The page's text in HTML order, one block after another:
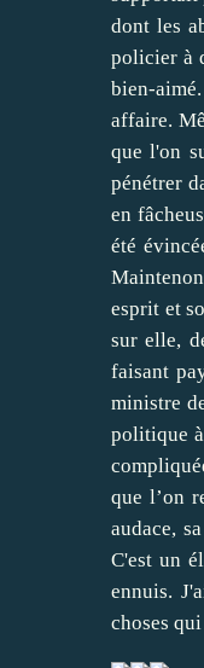
dont les
policier à
bien-
affaire.
que l'on
pénétrer
en
été
esprit et
sur elle,
faisant
ministre
politique
que l’on
audace,
C'est un
ennuis.
choses